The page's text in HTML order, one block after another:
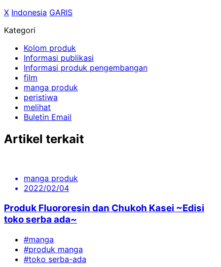
X Indonesia GARIS
Kategori
Kolom produk
Informasi publikasi
Informasi produk pengembangan
film
manga produk
peristiwa
melihat
Buletin Email
Artikel terkait
manga produk
2022/02/04
Produk Fluororesin dan Chukoh Kasei ~Edisi
toko serba ada~
#manga
#produk manga
#toko serba-ada